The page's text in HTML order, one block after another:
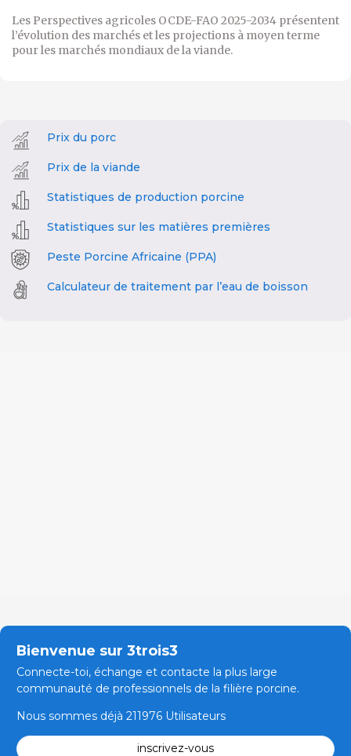
Les Perspectives agricoles OCDE-FAO 2025-2034 présentent
l’évolution des marchés et les projections à moyen terme
pour les marchés mondiaux de la viande.
Prix du porc
Prix de la viande
Statistiques de production porcine
Statistiques sur les matières premières
Peste Porcine Africaine (PPA)
Calculateur de traitement par l’eau de boisson
Bienvenue sur 3trois3
Connecte-toi, échange et contacte la plus large
communauté de professionnels de la filière porcine.
Nous sommes déjà 211976 Utilisateurs
inscrivez-vous